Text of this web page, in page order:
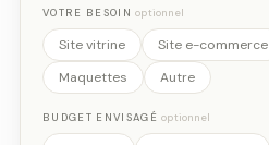
VOTRE BESOINoptionnel
Site vitrine Site e-commerce
Maquettes
Autre
BUDGET ENVISAGÉoptionnel